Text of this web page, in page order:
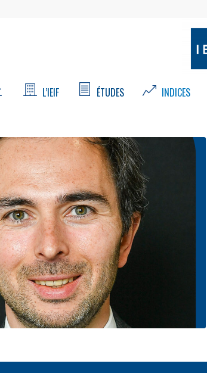
L’IEIF ÉTUDES INDICES